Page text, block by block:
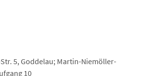
5, Goddelau; Martin-Niemöller-
10